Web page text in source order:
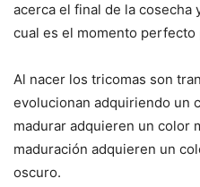
acerca el final de la cosecha
cual es el momento perfecto
Al nacer los tricomas son
evolucionan adquiriendo un
madurar adquieren un color
maduración adquieren un
oscuro.